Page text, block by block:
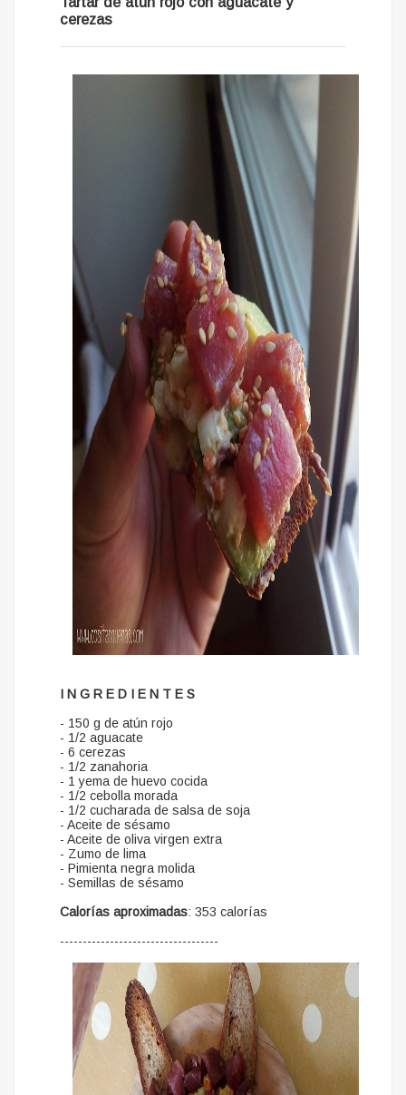
cerezas
I N G R E D I E N T E S
- 150 g de atún rojo
- 1/2 aguacate
- 6 cerezas
- 1/2 zanahoria
- 1 yema de huevo cocida
- 1/2 cebolla morada
- 1/2 cucharada de salsa de soja
- Aceite de sésamo
- Aceite de oliva virgen extra
- Zumo de lima
- Pimienta negra molida
- Semillas de sésamo
Calorías aproximadas: 353 calorías
-----------------------------------